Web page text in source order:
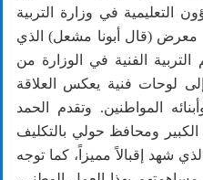
التعليمية في وزارة التربية
معرض (قال أبونا مشعل) الذي
التربية الفنية في الوزارة من
لوحات فنية يعكس العلاقة
المواطنين. وتقدم الحمد
ومحافظ حولي بالتكليف
شهد إقبالاً مميزاً، كما توجه